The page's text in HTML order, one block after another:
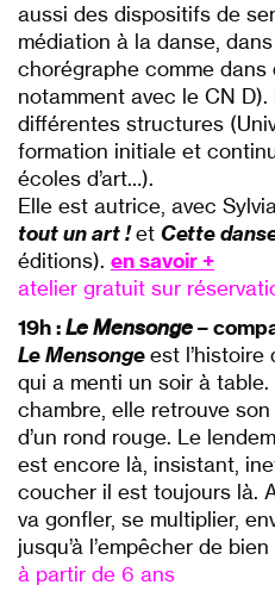
aussi des dispositifs de
médiation à la danse,
chorégraphe comme dans
notamment avec le CN
différentes structures
formation initiale et
écoles d’art…).
Elle est autrice, avec
tout un art !et Cette
éditions). en savoir +
atelier gratuit sur
19h :Le Mensonge–
Le Mensongeest l’histoire
qui a menti un soir à
chambre, elle retrouve
d’un rond rouge. Le
est encore là, insistant,
coucher il est toujours là.
va gonfler, se multiplier,
jusqu’à l’empêcher de bien
à partir de 6 ans